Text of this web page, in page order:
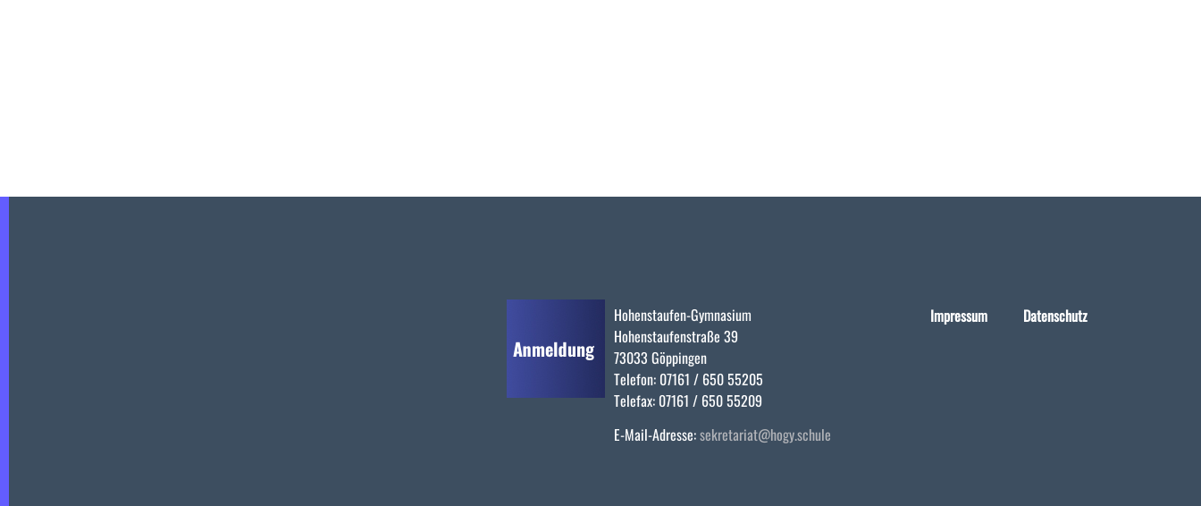
Hohenstaufen-Gymnasium
Hohenstaufenstraße 39
73033 Göppingen
Telefon: 07161 / 650 55205
Telefax: 07161 / 650 55209
E-Mail-Adresse:sekretariat@hogy.schule
Impressum Datenschutz